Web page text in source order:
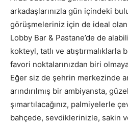
arkadaşlarınızla gün içindeki
görüşmeleriniz için de ideal
Lobby Bar & Pastane’de de
kokteyl, tatlı ve atıştırmalıklarla
favori noktalarınızdan biri
Eğer siz de şehrin merkezinde
arındırılmış bir ambiyansta,
şımartılacağınız, palmiyelerle
bahçede, sevdiklerinizle, sakin